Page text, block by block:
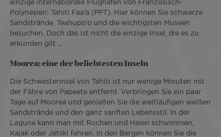
einzige internationale Flughafen von Französisch-
Polynesien: Tahiti Faa'a (PPT). Hier können Sie schwarze
Sandstrände, Teahupo'o und die wichtigsten Museen
besuchen. Doch das ist nicht die einzige Insel, die es zu
erkunden gilt ...
Moorea: eine der beliebtesten Inseln
Die Schwesterinsel von Tahiti ist nur wenige Minuten mit
der Fähre von Papeete entfernt. Verbringen Sie ein paar
Tage auf Moorea und genießen Sie die weitläufigen weißen
Sandstrände und den ganz sanften Lebensstil. In der
Lagune kann man mit Rochen und Haien schwimmen,
Kajak oder Jetski fahren. In den Bergen können Sie die